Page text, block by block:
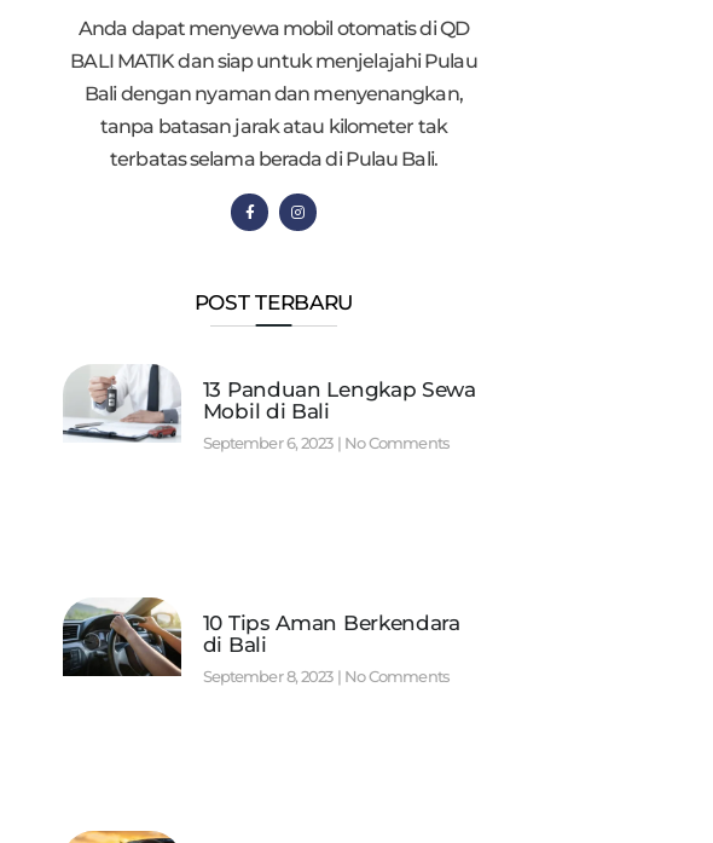
Anda dapat menyewa mobil otomatis di QD
BALI MATIK dan siap untuk menjelajahi Pulau
Bali dengan nyaman dan menyenangkan,
tanpa batasan jarak atau kilometer tak
terbatas selama berada di Pulau Bali.
POST TERBARU
13 Panduan Lengkap Sewa
Mobil di Bali
September 6, 2023 No Comments
10 Tips Aman Berkendara
di Bali
September 8, 2023 No Comments